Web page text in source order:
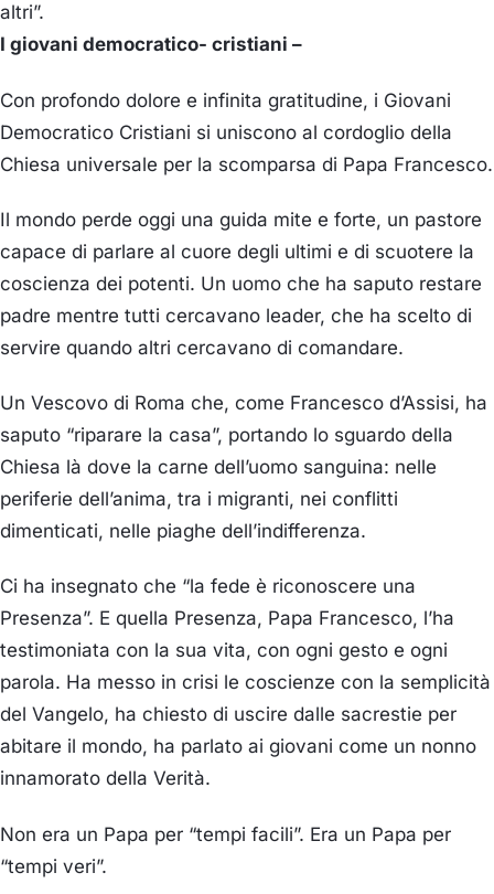
altri”.
I giovani democratico- cristiani –
Con profondo dolore e infinita gratitudine, i Giovani
Democratico Cristiani si uniscono al cordoglio della
Chiesa universale per la scomparsa di Papa Francesco.
Il mondo perde oggi una guida mite e forte, un pastore
capace di parlare al cuore degli ultimi e di scuotere la
coscienza dei potenti. Un uomo che ha saputo restare
padre mentre tutti cercavano leader, che ha scelto di
servire quando altri cercavano di comandare.
Un Vescovo di Roma che, come Francesco d’Assisi, ha
saputo “riparare la casa”, portando lo sguardo della
Chiesa là dove la carne dell’uomo sanguina: nelle
periferie dell’anima, tra i migranti, nei conflitti
dimenticati, nelle piaghe dell’indifferenza.
Ci ha insegnato che “la fede è riconoscere una
Presenza”. E quella Presenza, Papa Francesco, l’ha
testimoniata con la sua vita, con ogni gesto e ogni
parola. Ha messo in crisi le coscienze con la semplicità
del Vangelo, ha chiesto di uscire dalle sacrestie per
abitare il mondo, ha parlato ai giovani come un nonno
innamorato della Verità.
Non era un Papa per “tempi facili”. Era un Papa per
“tempi veri”.